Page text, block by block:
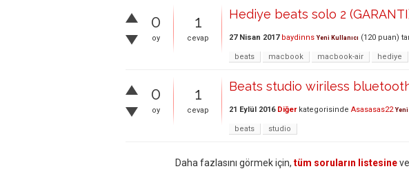
0
oy
1
cevap
Hediye beats solo 2
27 Nisan 2017 baydinns Yeni Kullanıcı (120 puan)
beats macbook macbook-air hediye
0
oy
1
cevap
Beats studio wiriless bluetooth
21 Eylül 2016 Diğerkategorisinde Asasasas22 Yeni
beats studio
Daha fazlasını görmek için, tüm soruların listesine